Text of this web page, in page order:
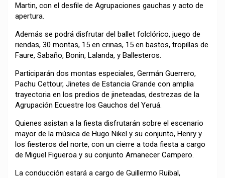
Martin, con el desfile de Agrupaciones gauchas y acto de
apertura.
Además se podrá disfrutar del ballet folclórico, juego de
riendas, 30 montas, 15 en crinas, 15 en bastos, tropillas de
Faure, Sabaño, Bonin, Lalanda, y Ballesteros.
Participarán dos montas especiales, Germán Guerrero,
Pachu Cettour, Jinetes de Estancia Grande con amplia
trayectoria en los predios de jineteadas, destrezas de la
Agrupación Ecuestre los Gauchos del Yeruá.
Quienes asistan a la fiesta disfrutarán sobre el escenario
mayor de la música de Hugo Nikel y su conjunto, Henry y
los fiesteros del norte, con un cierre a toda fiesta a cargo
de Miguel Figueroa y su conjunto Amanecer Campero.
La conducción estará a cargo de Guillermo Ruibal,